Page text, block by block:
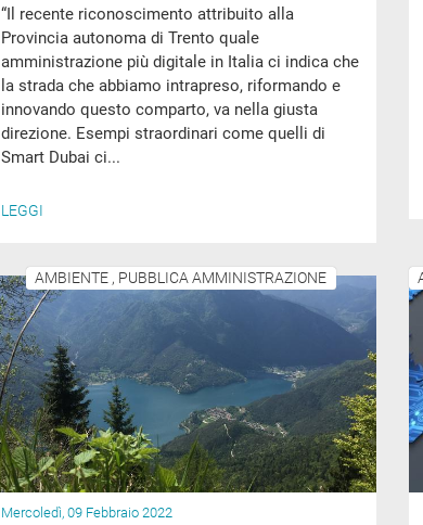
“Il recente riconoscimento attribuito alla
Provincia autonoma di Trento quale
amministrazione più digitale in Italia ci indica che
la strada che abbiamo intrapreso, riformando e
innovando questo comparto, va nella giusta
direzione. Esempi straordinari come quelli di
Smart Dubai ci...
LEGGI
AMBIENTE , PUBBLICA AMMINISTRAZIONE
Mercoledì, 09 Febbraio 2022